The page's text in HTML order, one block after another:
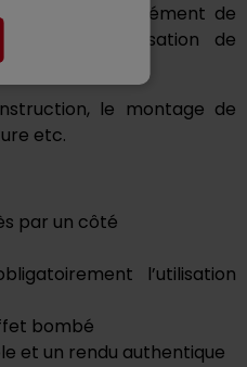
est un élément de
la réalisation de
le montage de
etc.
par un côté
l’utilisation
bombé
et un rendu authentique